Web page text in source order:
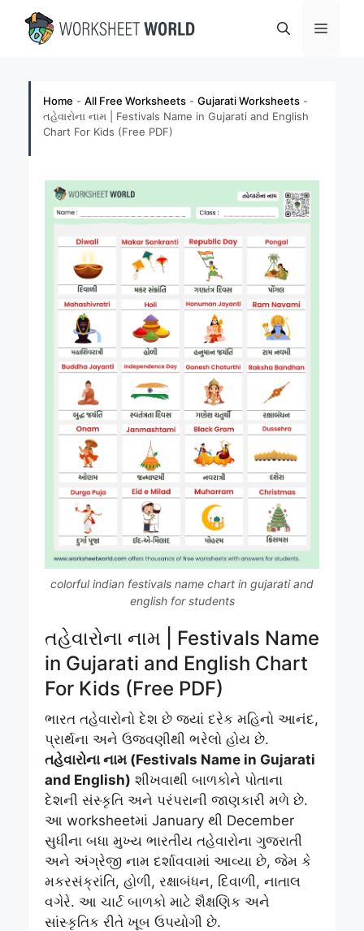
content
Menu
Home - All Free Worksheets - Gujarati Worksheets -
તહેવારોના નામ | Festivals Name in Gujarati and English
Chart For Kids (Free PDF)
colorful indian festivals name chart in gujarati and
english for students
તહેવારોના નામ | Festivals Name
in Gujarati and English Chart
For Kids (Free PDF)
ભારત તહેવારોનો દેશ છે જ્યાં દરેક મહિનો આનંદ,
પ્રાર્થના અને ઉજવણીથી ભરેલો હોય છે.
તહેવારોના નામ (Festivals Name in Gujarati
and English) શીખવાથી બાળકોને પોતાના
દેશની સંસ્કૃતિ અને પરંપરાની જાણકારી મળે છે.
આ worksheetમાં January થી December
સુધીના બધા મુખ્ય ભારતીય તહેવારોના ગુજરાતી
અને અંગ્રેજી નામ દર્શાવવામાં આવ્યા છે, જેમ કે
મકરસંક્રાંતિ, હોળી, રક્ષાબંધન, દિવાળી, નાતાલ
વગેરે. આ ચાર્ટ બાળકો માટે શૈક્ષણિક અને
સાંસ્કૃતિક રીતે ખૂબ ઉપયોગી છે.